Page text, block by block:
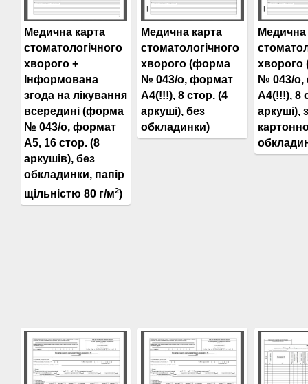
Медична карта
стоматологічного
хворого +
Інформована
згода на лікування
всередині (форма
№ 043/о, формат
А5, 16 стор. (8
аркушів), без
обкладинки, папір
щільністю 80 г/м2)
Медична карта
стоматологічного
хворого (форма
№ 043/о, формат
А4(!!!), 8 стор. (4
аркуші), без
обкладинки)
Медична
№ 043/о,
А4(!!!), 8
аркуші), з